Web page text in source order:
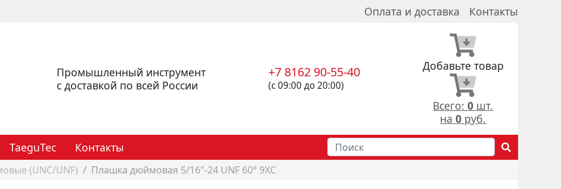
Оплата и доставка Контакты
Промышленный инструмент
с доставкой по всей России
+7 8162 90-55-40
(с 09:00 до 20:00)
Добавьте товар
Всего:0 шт.
на0 руб.
TaeguTec Контакты
(UNC/UNF) Плашка дюймовая 5/16"-24 UNF 60° 9XC